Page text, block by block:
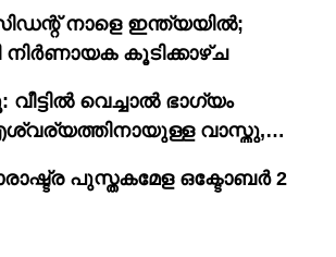
നാളെ ഇന്ത്യയിൽ;
നിർണായക കൂടിക്കാഴ്ച
വെച്ചാൽ ഭാഗ്യം
വാസ്തു,
പുസ്തകമേള ഒക്ടോബർ 2